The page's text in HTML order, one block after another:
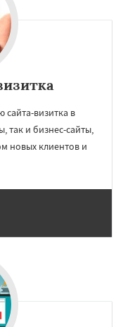
визитка в
так и бизнес-сайты,
новых клиентов и